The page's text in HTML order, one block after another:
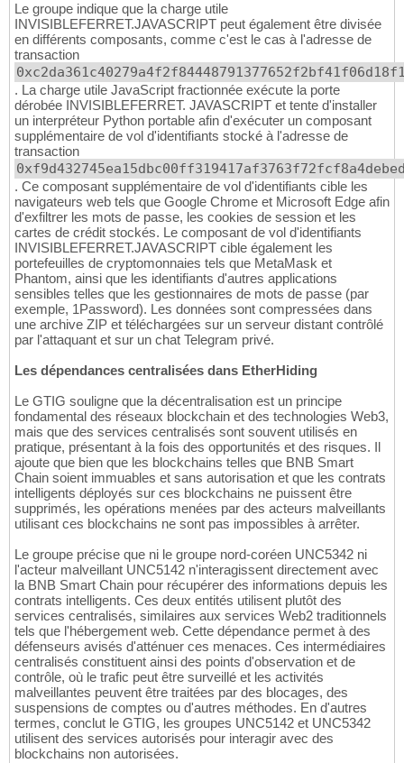
Le groupe indique que la charge utile
INVISIBLEFERRET.JAVASCRIPT peut également être divisée
en différents composants, comme c'est le cas à l'adresse de
transaction
. La charge utile JavaScript fractionnée exécute la porte
dérobée INVISIBLEFERRET. JAVASCRIPT et tente d'installer
un interpréteur Python portable afin d'exécuter un composant
supplémentaire de vol d'identifiants stocké à l'adresse de
transaction
. Ce composant supplémentaire de vol d'identifiants cible les
navigateurs web tels que Google Chrome et Microsoft Edge afin
d'exfiltrer les mots de passe, les cookies de session et les
cartes de crédit stockés. Le composant de vol d'identifiants
INVISIBLEFERRET.JAVASCRIPT cible également les
portefeuilles de cryptomonnaies tels que MetaMask et
Phantom, ainsi que les identifiants d'autres applications
sensibles telles que les gestionnaires de mots de passe (par
exemple, 1Password). Les données sont compressées dans
une archive ZIP et téléchargées sur un serveur distant contrôlé
par l'attaquant et sur un chat Telegram privé.
Les dépendances centralisées dans EtherHiding
Le GTIG souligne que la décentralisation est un principe
fondamental des réseaux blockchain et des technologies Web3,
mais que des services centralisés sont souvent utilisés en
pratique, présentant à la fois des opportunités et des risques. Il
ajoute que bien que les blockchains telles que BNB Smart
Chain soient immuables et sans autorisation et que les contrats
intelligents déployés sur ces blockchains ne puissent être
supprimés, les opérations menées par des acteurs malveillants
utilisant ces blockchains ne sont pas impossibles à arrêter.
Le groupe précise que ni le groupe nord-coréen UNC5342 ni
l'acteur malveillant UNC5142 n'interagissent directement avec
la BNB Smart Chain pour récupérer des informations depuis les
contrats intelligents. Ces deux entités utilisent plutôt des
services centralisés, similaires aux services Web2 traditionnels
tels que l'hébergement web. Cette dépendance permet à des
défenseurs avisés d'atténuer ces menaces. Ces intermédiaires
centralisés constituent ainsi des points d'observation et de
contrôle, où le trafic peut être surveillé et les activités
malveillantes peuvent être traitées par des blocages, des
suspensions de comptes ou d'autres méthodes. En d'autres
termes, conclut le GTIG, les groupes UNC5142 et UNC5342
utilisent des services autorisés pour interagir avec des
blockchains non autorisées.